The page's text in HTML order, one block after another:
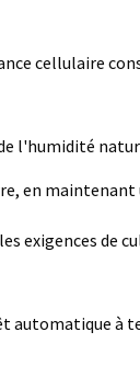
cellulaire
l'humidité
en
exigences de
à